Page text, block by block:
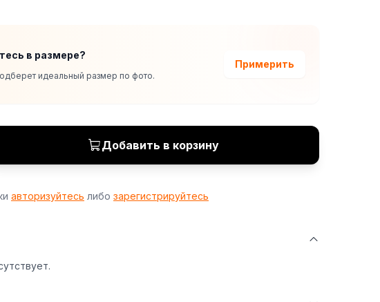
в размере?
идеальный размер по фото.
Примерить
Добавить в корзину
авторизуйтесь либо зарегистрируйтесь